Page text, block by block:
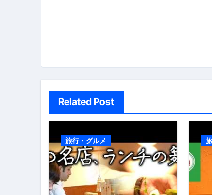
ョ
Related Post
旅行・グルメ